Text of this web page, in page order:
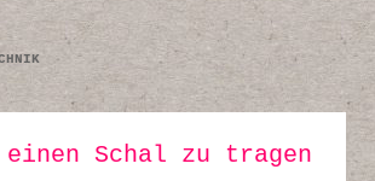
einen Schal zu tragen